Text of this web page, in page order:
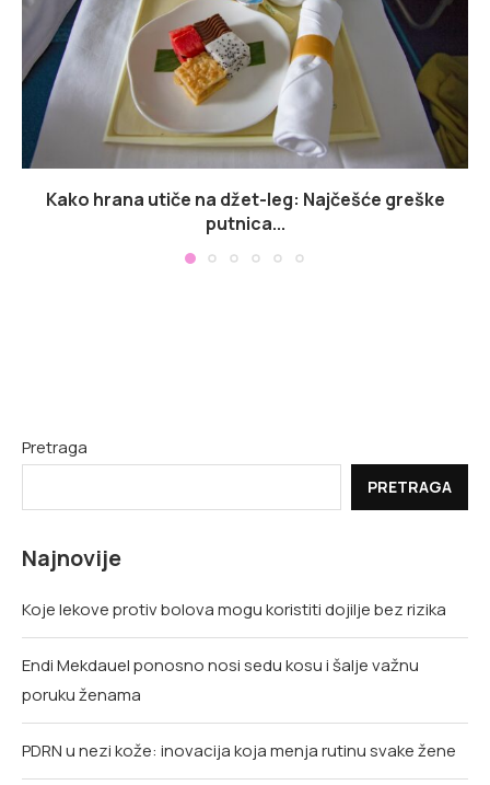
Kako hrana utiče na džet-leg: Najčešće greške
putnica...
Pretraga
PRETRAGA
Najnovije
Koje lekove protiv bolova mogu koristiti dojilje bez rizika
Endi Mekdauel ponosno nosi sedu kosu i šalje važnu
poruku ženama
PDRN u nezi kože: inovacija koja menja rutinu svake žene